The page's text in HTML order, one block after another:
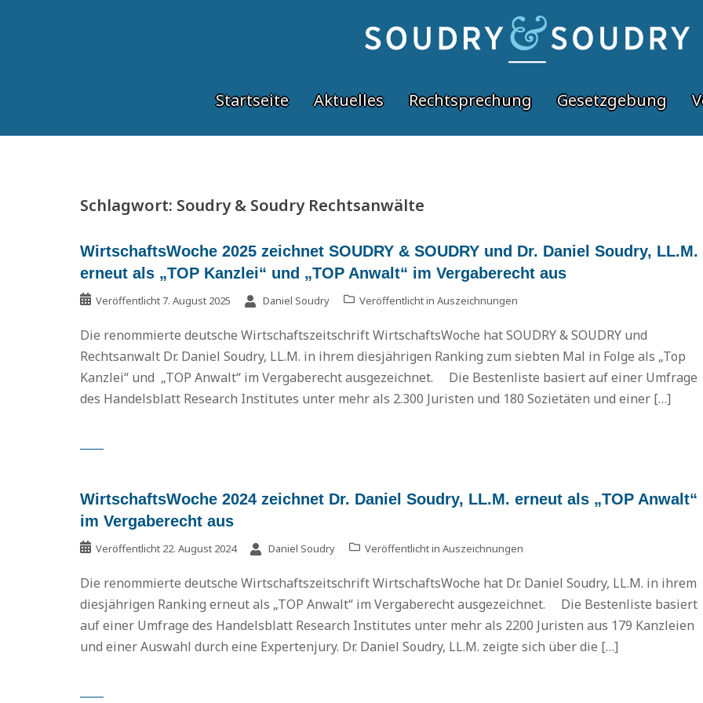
Startseite Aktuelles Rechtsprechung Gesetzgebung
Schlagwort: Soudry & Soudry Rechtsanwälte
WirtschaftsWoche 2025 zeichnet SOUDRY & SOUDRY und Dr. Daniel Soudry, LL.M.
erneut als „TOP Kanzlei“ und „TOP Anwalt“ im Vergaberecht aus
Veröffentlicht 7. August 2025 Daniel Soudry Veröffentlicht in Auszeichnungen
Die renommierte deutsche Wirtschaftszeitschrift WirtschaftsWoche hat SOUDRY & SOUDRY und
Rechtsanwalt Dr. Daniel Soudry, LL.M. in ihrem diesjährigen Ranking zum siebten Mal in Folge als „Top
Kanzlei“ und „TOP Anwalt“ im Vergaberecht ausgezeichnet. Die Bestenliste basiert auf einer Umfrage
des Handelsblatt Research Institutes unter mehr als 2.300 Juristen und 180 Sozietäten und einer […]
WirtschaftsWoche 2024 zeichnet Dr. Daniel Soudry, LL.M. erneut als „TOP Anwalt“
im Vergaberecht aus
Veröffentlicht 22. August 2024 Daniel Soudry Veröffentlicht in Auszeichnungen
Die renommierte deutsche Wirtschaftszeitschrift WirtschaftsWoche hat Dr. Daniel Soudry, LL.M. in ihrem
diesjährigen Ranking erneut als „TOP Anwalt“ im Vergaberecht ausgezeichnet. Die Bestenliste basiert
auf einer Umfrage des Handelsblatt Research Institutes unter mehr als 2200 Juristen aus 179 Kanzleien
und einer Auswahl durch eine Expertenjury. Dr. Daniel Soudry, LL.M. zeigte sich über die […]
Dr.